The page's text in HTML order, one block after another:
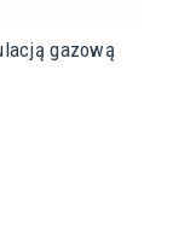
gazową